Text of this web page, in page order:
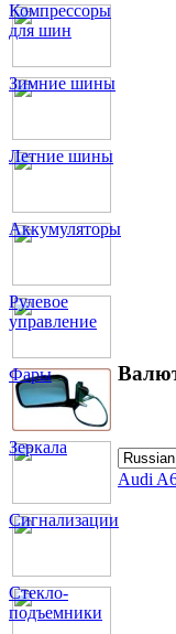
Компрессоры
для шин
Зимние шины
Летние шины
Аккумуляторы
Рулевое
управление
Фары
Зеркала
Сигнализации
Стекло-
подъемники
Audi